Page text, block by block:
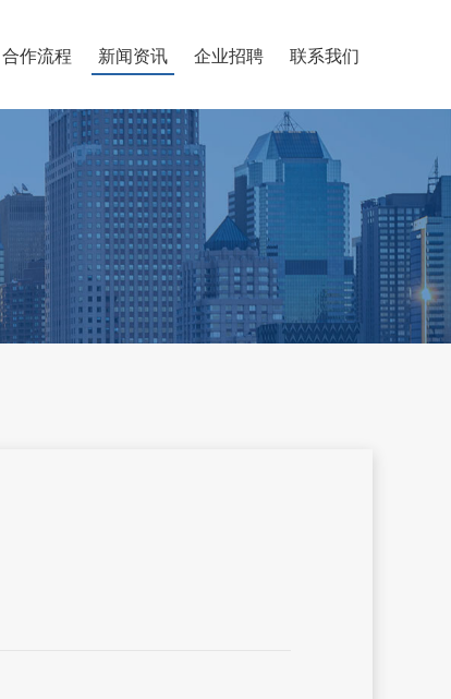
合作流程 新闻资讯 企业招聘 联系我们